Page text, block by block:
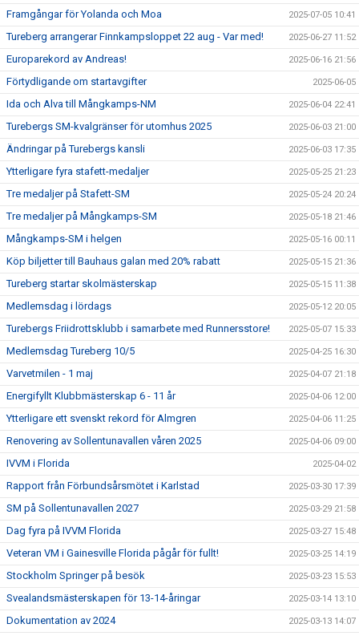
Framgångar för Yolanda och Moa 2025-07-05 10:41
Tureberg arrangerar Finnkampsloppet 22 aug - Var med! 2025-06-27 11:52
Europarekord av Andreas! 2025-06-16 21:56
Förtydligande om startavgifter 2025-06-05
Ida och Alva till Mångkamps-NM 2025-06-04 22:41
Turebergs SM-kvalgränser för utomhus 2025 2025-06-03 21:00
Ändringar på Turebergs kansli 2025-06-03 17:35
Ytterligare fyra stafett-medaljer 2025-05-25 21:23
Tre medaljer på Stafett-SM 2025-05-24 20:24
Tre medaljer på Mångkamps-SM 2025-05-18 21:46
Mångkamps-SM i helgen 2025-05-16 00:11
Köp biljetter till Bauhaus galan med 20% rabatt 2025-05-15 21:36
Tureberg startar skolmästerskap 2025-05-15 11:38
Medlemsdag i lördags 2025-05-12 20:05
Turebergs Friidrottsklubb i samarbete med Runnersstore! 2025-05-07 15:33
Medlemsdag Tureberg 10/5 2025-04-25 16:30
Varvetmilen - 1 maj 2025-04-07 21:18
Energifyllt Klubbmästerskap 6 - 11 år 2025-04-06 12:00
Ytterligare ett svenskt rekord för Almgren 2025-04-06 11:25
Renovering av Sollentunavallen våren 2025 2025-04-06 09:00
IVVM i Florida 2025-04-02
Rapport från Förbundsårsmötet i Karlstad 2025-03-30 17:39
SM på Sollentunavallen 2027 2025-03-29 21:58
Dag fyra på IVVM Florida 2025-03-27 15:48
Veteran VM i Gainesville Florida pågår för fullt! 2025-03-25 14:19
Stockholm Springer på besök 2025-03-23 15:53
Svealandsmästerskapen för 13-14-åringar 2025-03-14 13:10
Dokumentation av 2024 2025-03-13 14:07